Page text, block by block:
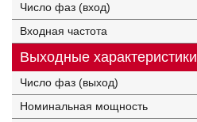
Число фаз (вход)
Входная частота
Выходные характеристики
Число фаз (выход)
Номинальная мощность